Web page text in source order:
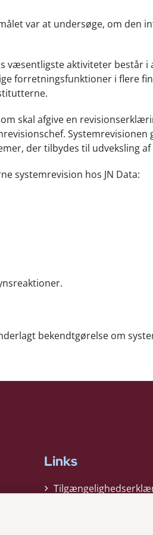
var at undersøge, om den
væsentligste aktiviteter består i
forretningsfunktioner i flere
skal afgive en
Systemrevisionen
der tilbydes til udveksling af
systemrevision hos JN Data:
bekendtgørelse om
Links